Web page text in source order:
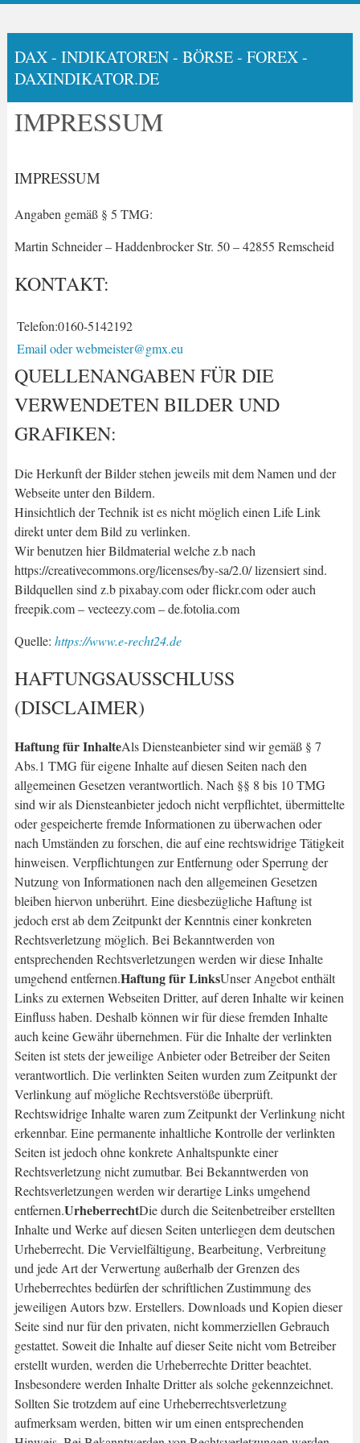
DAX - INDIKATOREN - BÖRSE - FOREX -
DAXINDIKATOR.DE
IMPRESSUM
IMPRESSUM
Angaben gemäß § 5 TMG:
Martin Schneider – Haddenbrocker Str. 50 – 42855 Remscheid
KONTAKT:
Telefon:0160-5142192
Email oder webmeister@gmx.eu
QUELLENANGABEN FÜR DIE
VERWENDETEN BILDER UND
GRAFIKEN:
Die Herkunft der Bilder stehen jeweils mit dem Namen und der
Webseite unter den Bildern.
Hinsichtlich der Technik ist es nicht möglich einen Life Link
direkt unter dem Bild zu verlinken.
Wir benutzen hier Bildmaterial welche z.b nach
https://creativecommons.org/licenses/by-sa/2.0/ lizensiert sind.
Bildquellen sind z.b pixabay.com oder flickr.com oder auch
freepik.com – vecteezy.com – de.fotolia.com
Quelle: https://www.e-recht24.de
HAFTUNGSAUSSCHLUSS
(DISCLAIMER)
Haftung für InhalteAls Diensteanbieter sind wir gemäß § 7
Abs.1 TMG für eigene Inhalte auf diesen Seiten nach den
allgemeinen Gesetzen verantwortlich. Nach §§ 8 bis 10 TMG
sind wir als Diensteanbieter jedoch nicht verpflichtet, übermittelte
oder gespeicherte fremde Informationen zu überwachen oder
nach Umständen zu forschen, die auf eine rechtswidrige Tätigkeit
hinweisen. Verpflichtungen zur Entfernung oder Sperrung der
Nutzung von Informationen nach den allgemeinen Gesetzen
bleiben hiervon unberührt. Eine diesbezügliche Haftung ist
jedoch erst ab dem Zeitpunkt der Kenntnis einer konkreten
Rechtsverletzung möglich. Bei Bekanntwerden von
entsprechenden Rechtsverletzungen werden wir diese Inhalte
umgehend entfernen.Haftung für LinksUnser Angebot enthält
Links zu externen Webseiten Dritter, auf deren Inhalte wir keinen
Einfluss haben. Deshalb können wir für diese fremden Inhalte
auch keine Gewähr übernehmen. Für die Inhalte der verlinkten
Seiten ist stets der jeweilige Anbieter oder Betreiber der Seiten
verantwortlich. Die verlinkten Seiten wurden zum Zeitpunkt der
Verlinkung auf mögliche Rechtsverstöße überprüft.
Rechtswidrige Inhalte waren zum Zeitpunkt der Verlinkung nicht
erkennbar. Eine permanente inhaltliche Kontrolle der verlinkten
Seiten ist jedoch ohne konkrete Anhaltspunkte einer
Rechtsverletzung nicht zumutbar. Bei Bekanntwerden von
Rechtsverletzungen werden wir derartige Links umgehend
entfernen.UrheberrechtDie durch die Seitenbetreiber erstellten
Inhalte und Werke auf diesen Seiten unterliegen dem deutschen
Urheberrecht. Die Vervielfältigung, Bearbeitung, Verbreitung
und jede Art der Verwertung außerhalb der Grenzen des
Urheberrechtes bedürfen der schriftlichen Zustimmung des
jeweiligen Autors bzw. Erstellers. Downloads und Kopien dieser
Seite sind nur für den privaten, nicht kommerziellen Gebrauch
gestattet. Soweit die Inhalte auf dieser Seite nicht vom Betreiber
erstellt wurden, werden die Urheberrechte Dritter beachtet.
Insbesondere werden Inhalte Dritter als solche gekennzeichnet.
Sollten Sie trotzdem auf eine Urheberrechtsverletzung
aufmerksam werden, bitten wir um einen entsprechenden